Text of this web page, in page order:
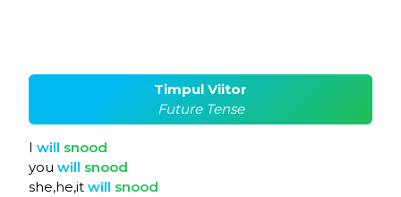
Timpul Viitor
Future Tense
I will snood
you will snood
she,he,it will snood